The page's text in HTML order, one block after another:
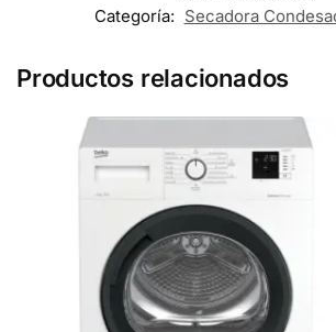
Categoría: Secadora
Productos relacionados